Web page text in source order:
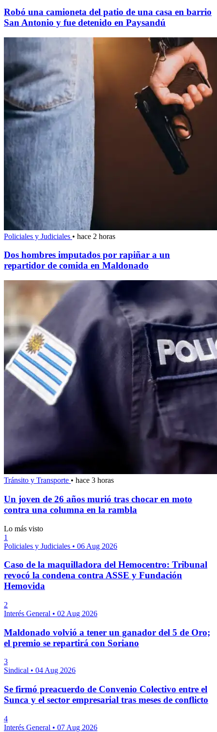
Robó una camioneta del patio de una casa en barrio
San Antonio y fue detenido en Paysandú
Policiales y Judiciales • hace 2 horas
Dos hombres imputados por rapiñar a un
repartidor de comida en Maldonado
Tránsito y Transporte • hace 3 horas
Un joven de 26 años murió tras chocar en moto
contra una columna en la rambla
Lo más visto
1
Policiales y Judiciales • 06 Aug 2026
Caso de la maquilladora del Hemocentro: Tribunal
revocó la condena contra ASSE y Fundación
Hemovida
2
Interés General • 02 Aug 2026
Maldonado volvió a tener un ganador del 5 de Oro;
el premio se repartirá con Soriano
3
Sindical • 04 Aug 2026
Se firmó preacuerdo de Convenio Colectivo entre el
Sunca y el sector empresarial tras meses de conflicto
4
Interés General • 07 Aug 2026